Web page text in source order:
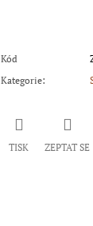
Kód
Kategorie:
TISK ZEPTAT SE